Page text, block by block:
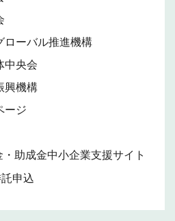
ローバル推進機構
中央会
興機構
ージ
助成金中小企業支援サイト